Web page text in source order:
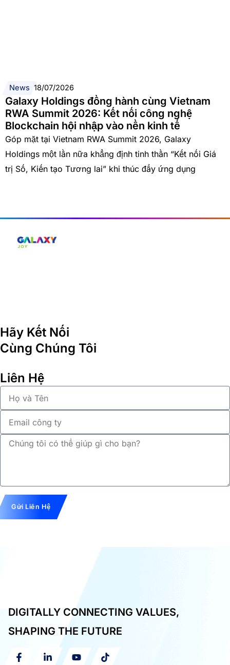
News 18/07/2026
Galaxy Holdings đồng hành cùng Vietnam
RWA Summit 2026: Kết nối công nghệ
Blockchain hội nhập vào nền kinh tế
Góp mặt tại Vietnam RWA Summit 2026, Galaxy
Holdings một lần nữa khẳng định tinh thần “Kết nối Giá
trị Số, Kiến tạo Tương lai” khi thúc đẩy ứng dụng
Hãy Kết Nối
Cùng Chúng Tôi
Liên Hệ
và
Tên
Gửi Liên Hệ
DIGITALLY CONNECTING VALUES,
SHAPING THE FUTURE